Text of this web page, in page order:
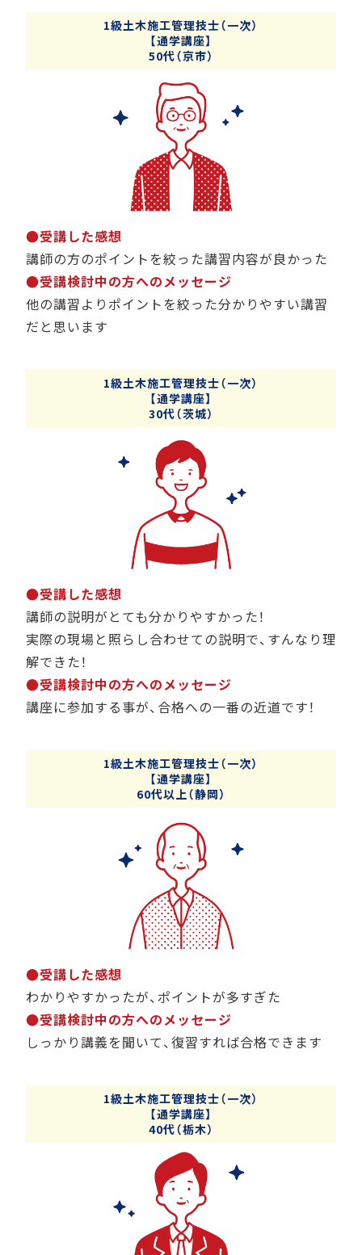
1級土木施工管理技士（一次）
【通学講座】
50代（京市）
●受講した感想
講師の方のポイントを絞った講習内容が良かった
●受講検討中の方へのメッセージ
他の講習よりポイントを絞った分かりやすい講習
だと思います
1級土木施工管理技士（一次）
【通学講座】
30代（茨城）
●受講した感想
講師の説明がとても分かりやすかった！
実際の現場と照らし合わせての説明で、すんなり理
解できた！
●受講検討中の方へのメッセージ
講座に参加する事が、合格への一番の近道です！
1級土木施工管理技士（一次）
【通学講座】
60代以上（静岡）
●受講した感想
わかりやすかったが、ポイントが多すぎた
●受講検討中の方へのメッセージ
しっかり講義を聞いて、復習すれば合格できます
1級土木施工管理技士（一次）
【通学講座】
40代（栃木）